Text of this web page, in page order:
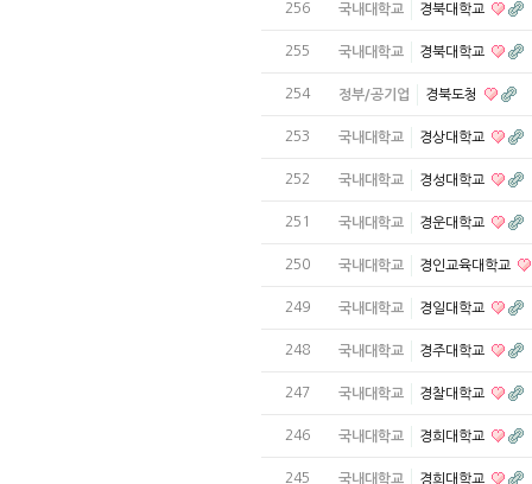
256 국내대학교 경북대학교
255 국내대학교 경북대학교
254 정부/공기업 경북도청
253 국내대학교 경상대학교
252 국내대학교 경성대학교
251 국내대학교 경운대학교
250 국내대학교 경인교육대학교
249 국내대학교 경일대학교
248 국내대학교 경주대학교
247 국내대학교 경찰대학교
246 국내대학교 경희대학교
245 국내대학교 경희대학교